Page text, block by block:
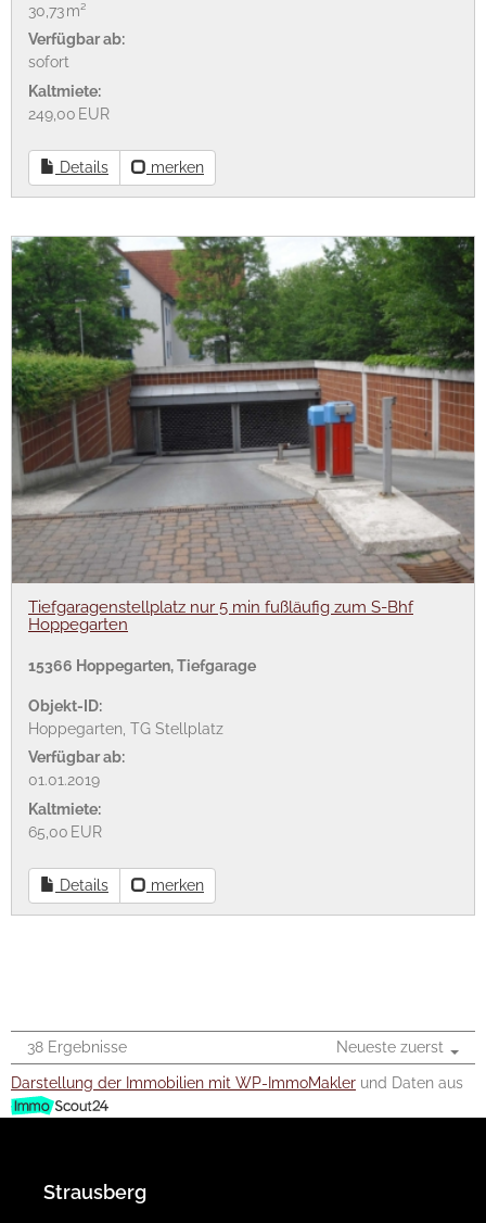
30,73 m²
Verfügbar ab:
sofort
Kaltmiete:
249,00 EUR
Details merken
Tiefgaragenstellplatz nur 5 min fußläufig zum S-Bhf
Hoppegarten
15366 Hoppegarten, Tiefgarage
Objekt-ID:
Hoppegarten, TG Stellplatz
Verfügbar ab:
01.01.2019
Kaltmiete:
65,00 EUR
Details merken
38 Ergebnisse Neueste zuerst
Darstellung der Immobilien mit WP-ImmoMakler und Daten aus
Strausberg